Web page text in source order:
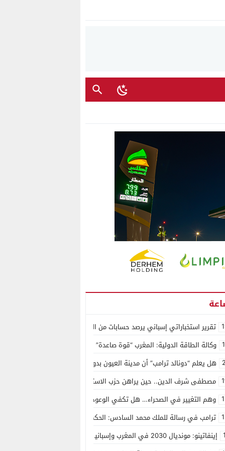
تقرير استخباراتي إسباني يرصد حسابات من الجزائر وأرقاما بـ”213+” ضمن حملة رقمية منظمة حرّضت على اقتحام سبتة
وكالة الطاقة الدولية: المغرب “قوة صاعدة” في سوق المعادن الاستراتيجية
هل يعلم “دونالد ترامب” أن مدينة العيون بدون ماء؟
مصطفى شرف الدين.. حين يراهن حزب الاستقلال على الكفاءة ويمنح الشباب
وهم التغيير في الصحراء… هل تكفي الوعود الفارغة لصناعة الواقع؟
ترامب في رسالة للملك محمد السادس: الحكم الذاتي هو الأساس الوحيد لحل
إينفاتينو: مونديال 2030 في المغرب وإسبانيا والبرتغال سيكون “الأجمل في التاريخ”